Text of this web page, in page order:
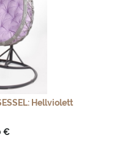
Hellviolett
€